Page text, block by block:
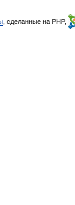
, сделанные на PHP,